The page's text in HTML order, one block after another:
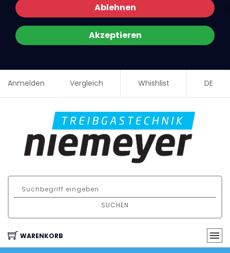
Ablehnen
Akzeptieren
Anmelden Vergleich Whishlist DE
SUCHEN
WARENKORB